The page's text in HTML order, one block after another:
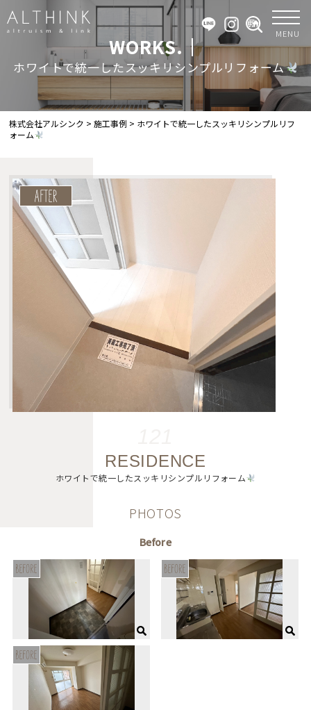
MENU
WORKS.｜
ホワイトで統一したスッキリシンプルリフォーム
株式会社アルシンク >施工事例 > ホワイトで統一したスッキリシンプルリフ
ォーム
RESIDENCE
ホワイトで統一したスッキリシンプルリフォーム
PHOTOS
Before